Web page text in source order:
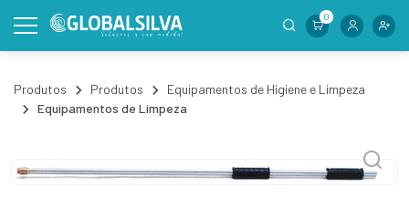
0
Produtos Produtos
Equipamentos de Higiene e Limpeza
Equipamentos de Limpeza